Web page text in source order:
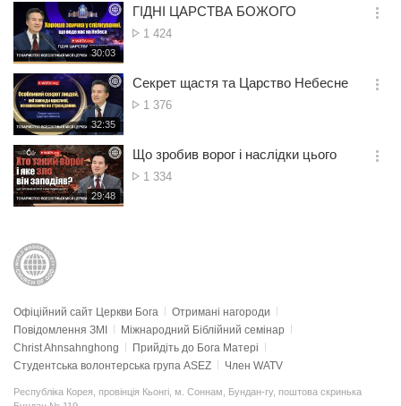
시
간
기
재
생
시
간
30:03
ГІДНІ ЦАРСТВА БОЖОГО
Кількість
1 424
옵
기
재
생
시
간
32:35
Секрет щастя та Царство Небесне
Кількість
1 376
옵
기
재
생
29:48
Що зробив ворог і наслідки цього
Кількість
1 334
옵
Офіційний сайт Церкви Бога
Отримані нагороди
Повідомлення ЗМІ
Міжнародний Біблійний семінар
Christ Ahnsahnghong
Прийдіть до Бога Матері
Студентська волонтерська група ASEZ
Член WATV
Республіка Корея, провінція Кьонгі, м. Соннам, Бундан-гу, поштова скринька